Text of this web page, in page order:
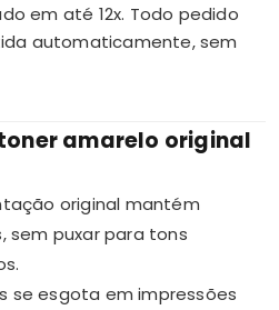
em até 12x. Todo pedido
automaticamente, sem
amarelo original
original mantém
sem puxar para tons
se esgota em impressões